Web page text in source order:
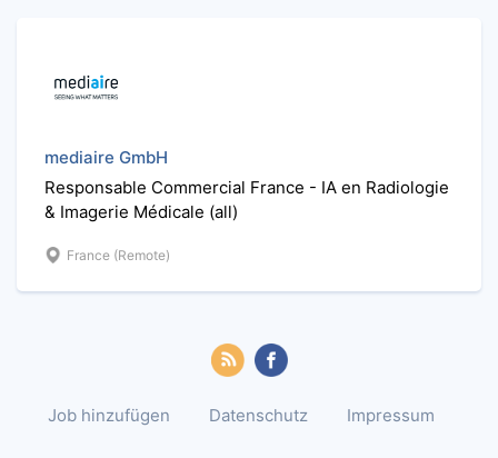
mediaire GmbH
Responsable Commercial France - IA en Radiologie
& Imagerie Médicale (all)
France (Remote)
Job hinzufügen Datenschutz Impressum